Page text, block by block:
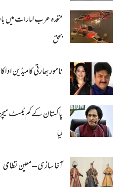
بحق
نامور بھارتی کامیڈین
پاکستان کے کم ٹیسٹ
لیا
آغا سازی – معین نظامی